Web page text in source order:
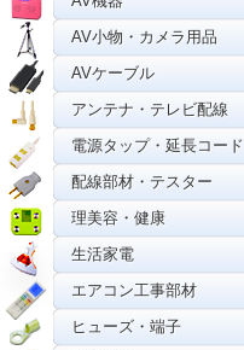
AV小物・カメラ用品
AVケーブル
アンテナ・テレビ配線
電源タップ・延長コード
配線部材・テスター
理美容・健康
生活家電
エアコン工事部材
ヒューズ・端子